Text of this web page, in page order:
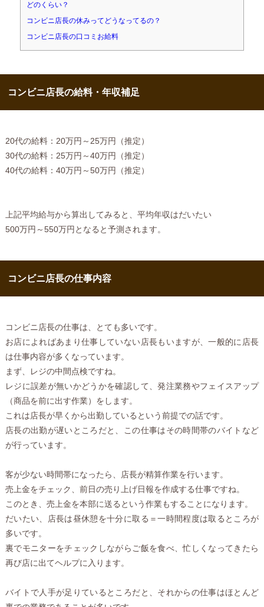
どのくらい？
コンビニ店長の休みってどうなってるの？
コンビニ店長の口コミお給料
コンビニ店長の給料・年収補足
20代の給料：20万円～25万円（推定）
30代の給料：25万円～40万円（推定）
40代の給料：40万円～50万円（推定）
上記平均給与から算出してみると、平均年収はだいたい
500万円～550万円となると予測されます。
コンビニ店長の仕事内容
コンビニ店長の仕事は、とても多いです。
お店によればあまり仕事していない店長もいますが、一般的に店長
は仕事内容が多くなっています。
まず、レジの中間点検ですね。
レジに誤差が無いかどうかを確認して、発注業務やフェイスアップ
（商品を前に出す作業）をします。
これは店長が早くから出勤しているという前提での話です。
店長の出勤が遅いところだと、この仕事はその時間帯のバイトなど
が行っています。
客が少ない時間帯になったら、店長が精算作業を行います。
売上金をチェック、前日の売り上げ日報を作成する仕事ですね。
このとき、売上金を本部に送るという作業もすることになります。
だいたい、店長は昼休憩を十分に取る＝一時間程度は取るところが
多いです。
裏でモニターをチェックしながらご飯を食べ、忙しくなってきたら
再び店に出てヘルプに入ります。
バイトで人手が足りているところだと、それからの仕事はほとんど